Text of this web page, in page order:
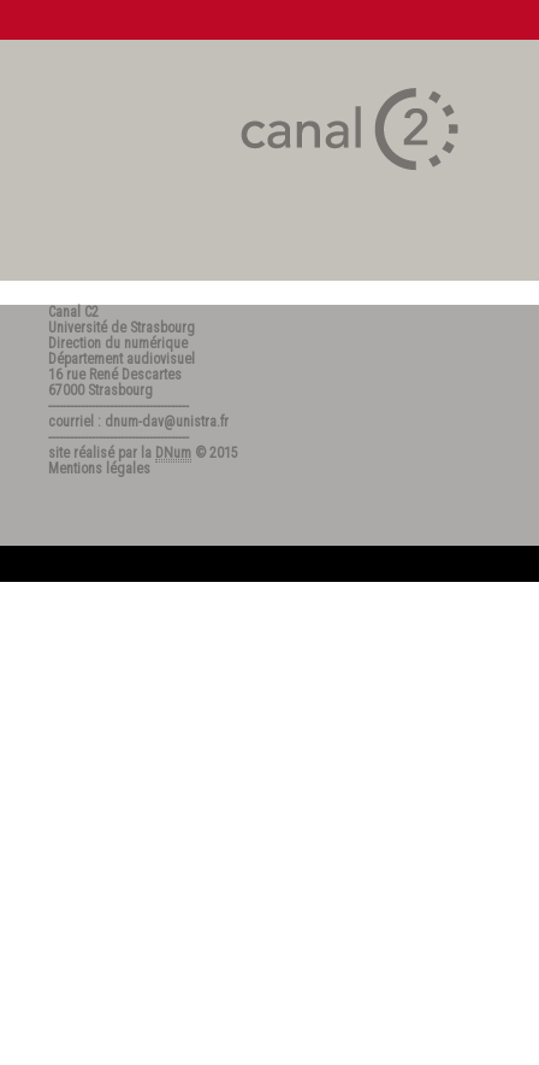
Canal C2
Université de Strasbourg
Direction du numérique
Département audiovisuel
16 rue René Descartes
67000 Strasbourg
---------------------------------------
courriel : dnum-dav@unistra.fr
---------------------------------------
site réalisé par la DNum © 2015
Mentions légales